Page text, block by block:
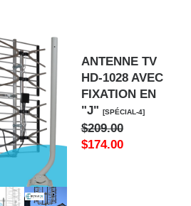
ANTENNE TV
HD-1028 AVEC
FIXATION EN
"J" [SPÉCIAL-4]
$209.00
$174.00